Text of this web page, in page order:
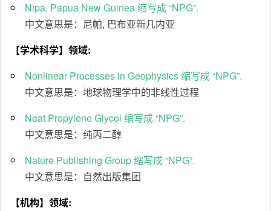
Nipa, Papua New Guinea 缩写成 “NPG”.
中文意思是：尼帕, 巴布亚新几内亚
【学术科学】领域:
Nonlinear Processes in Geophysics 缩写成 “NPG”.
中文意思是：地球物理学中的非线性过程
Neat Propylene Glycol 缩写成 “NPG”.
中文意思是：纯丙二醇
Nature Publishing Group 缩写成 “NPG”.
中文意思是：自然出版集团
【机构】领域: